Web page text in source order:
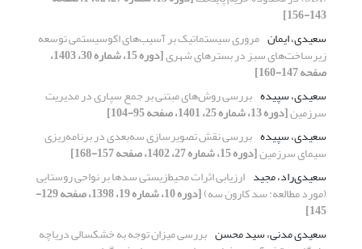
143-156]
سعیدی، ایمان مروری سیستماتیک بر آسیب‌‌های اکوسیستمی توسعه
زیرساخت‌‌های سبز در بسترهای شهری [دوره 15، شماره 30، 1403،
صفحه 147-160]
سعیدی، سپیده بررسی روش‌های مبتنی بر جمع سپاری در مدیریت
سرزمین[دوره 13، شماره 25، 1401، صفحه 95-104]
سعیدی، سپیده بررسی نقش تصویرسازی سه‌بعدی در برنامه‌‌ریزی
سیمای سرزمین[دوره 15، شماره 27، 1402، صفحه 157-168]
سعیدی‌راد، مجید ارزیابی اثرات ‌محیط‌زیستی سدها بر نواحی روستایی
(مورد مطالعه: سد کارون سه) [دوره 10، شماره 19، 1398، صفحه 129-
145]
سعیدی مدنی، سید محسن بررسی میزان توجه به خشکسالی دریاچه